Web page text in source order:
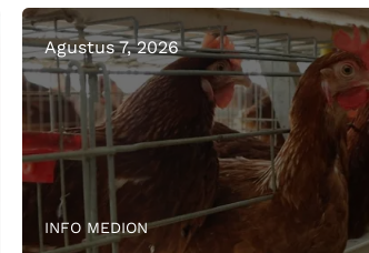
INFO MEDION
Agustus 7, 2026